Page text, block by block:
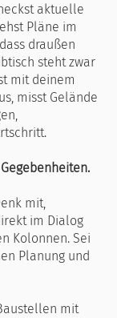
aktuelle
Pläne im
draußen
steht zwar
mit deinem
misst Gelände
mit,
im Dialog
Kolonnen. Sei
Planung und
mit